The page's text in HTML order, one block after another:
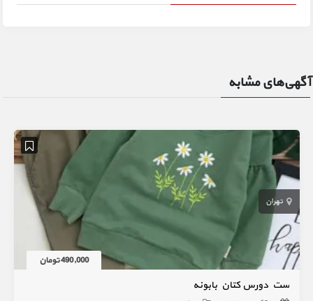
آگهی‌های مشابه
تهران
490,000 تومان
ست دورس کتان بابونه